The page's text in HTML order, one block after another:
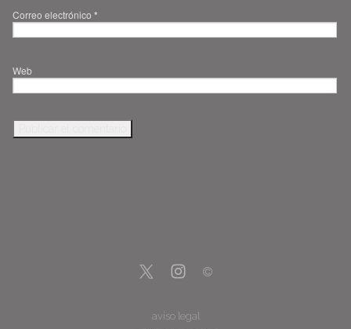
Correo electrónico *
Web
aviso legal